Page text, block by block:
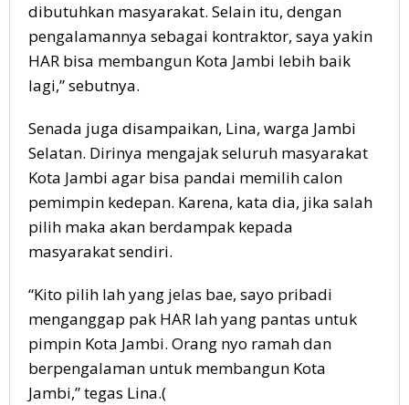
dibutuhkan masyarakat. Selain itu, dengan
pengalamannya sebagai kontraktor, saya yakin
HAR bisa membangun Kota Jambi lebih baik
lagi,” sebutnya.
Senada juga disampaikan, Lina, warga Jambi
Selatan. Dirinya mengajak seluruh masyarakat
Kota Jambi agar bisa pandai memilih calon
pemimpin kedepan. Karena, kata dia, jika salah
pilih maka akan berdampak kepada
masyarakat sendiri.
“Kito pilih lah yang jelas bae, sayo pribadi
menganggap pak HAR lah yang pantas untuk
pimpin Kota Jambi. Orang nyo ramah dan
berpengalaman untuk membangun Kota
Jambi,” tegas Lina.(